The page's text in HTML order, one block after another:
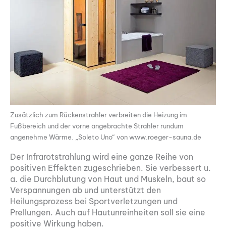
Zusätzlich zum Rückenstrahler verbreiten die Heizung im
Fußbereich und der vorne angebrachte Strahler rundum
angenehme Wärme. „Soleto Uno“ von www.roeger-sauna.de
Der Infrarotstrahlung wird eine ganze Reihe von
positiven Effekten zugeschrieben. Sie verbessert u.
a. die Durchblutung von Haut und Muskeln, baut so
Verspannungen ab und unterstützt den
Heilungsprozess bei Sportverletzungen und
Prellungen. Auch auf Hautunreinheiten soll sie eine
positive Wirkung haben.